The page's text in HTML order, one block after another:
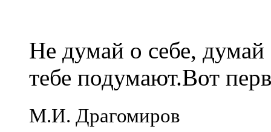
Не думай о себе,
тебе подумают.Вот
М.И. Драгомиров